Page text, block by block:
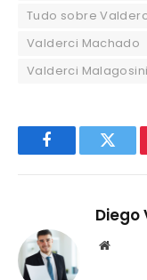
Tudo sobre
Valderci Machado
Valderci
Facebook
Diego
Website